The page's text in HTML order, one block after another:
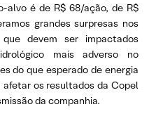
alvo é de R$ 68/ação, de R$
grandes surpresas nos
devem ser impactados
mais adverso no
do que esperado de energia
afetar os resultados da Copel
da companhia.